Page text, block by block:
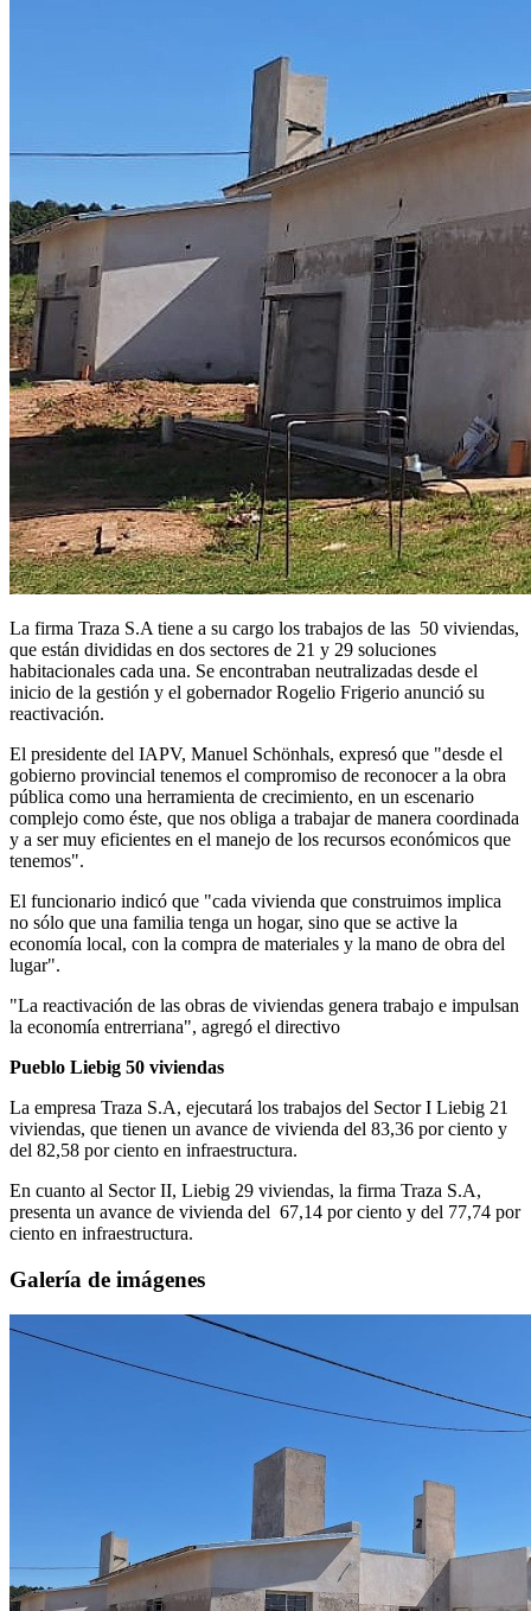
La firma Traza S.A tiene a su cargo los trabajos de las 50 viviendas,
que están divididas en dos sectores de 21 y 29 soluciones
habitacionales cada una. Se encontraban neutralizadas desde el
inicio de la gestión y el gobernador Rogelio Frigerio anunció su
reactivación.
El presidente del IAPV, Manuel Schönhals, expresó que "desde el
gobierno provincial tenemos el compromiso de reconocer a la obra
pública como una herramienta de crecimiento, en un escenario
complejo como éste, que nos obliga a trabajar de manera coordinada
y a ser muy eficientes en el manejo de los recursos económicos que
tenemos".
El funcionario indicó que "cada vivienda que construimos implica
no sólo que una familia tenga un hogar, sino que se active la
economía local, con la compra de materiales y la mano de obra del
lugar".
"La reactivación de las obras de viviendas genera trabajo e impulsan
la economía entrerriana", agregó el directivo
Pueblo Liebig 50 viviendas
La empresa Traza S.A, ejecutará los trabajos del Sector I Liebig 21
viviendas, que tienen un avance de vivienda del 83,36 por ciento y
del 82,58 por ciento en infraestructura.
En cuanto al Sector II, Liebig 29 viviendas, la firma Traza S.A,
presenta un avance de vivienda del 67,14 por ciento y del 77,74 por
ciento en infraestructura.
Galería de imágenes